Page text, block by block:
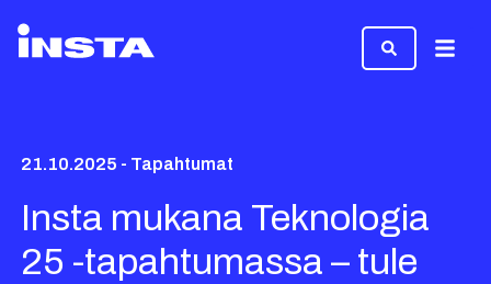
21.10.2025 - Tapahtumat
Insta mukana Teknologia
25 -tapahtumassa – tule